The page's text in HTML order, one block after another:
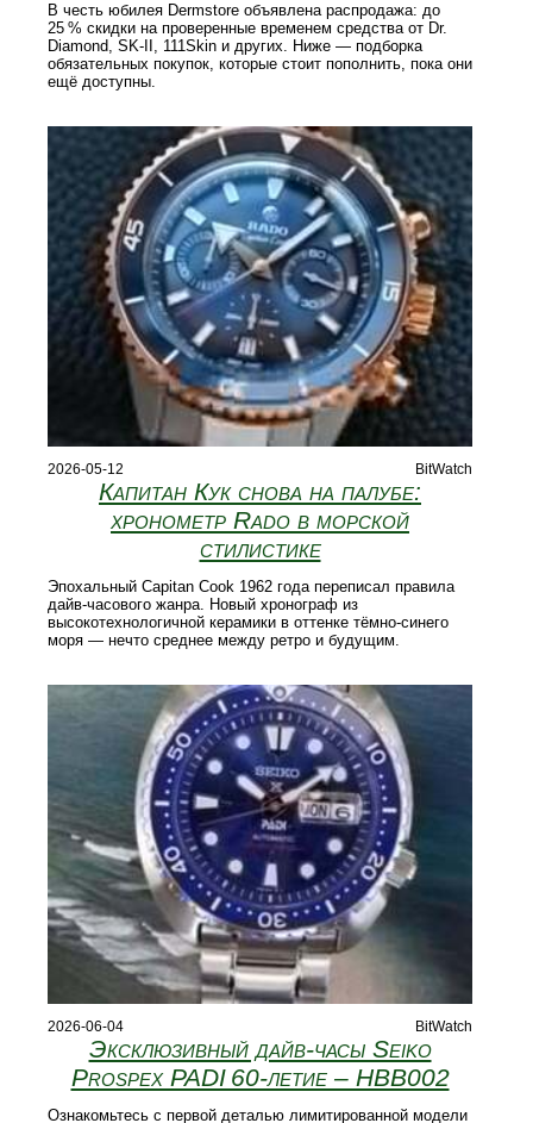
В честь юбилея Dermstore объявлена распродажа: до
25 % скидки на проверенные временем средства от Dr.
Diamond, SK‑II, 111Skin и других. Ниже — подборка
обязательных покупок, которые стоит пополнить, пока они
ещё доступны.
2026-05-12 BitWatch
Капитан Кук снова на палубе:
хронометр Rado в морской
стилистике
Эпохальный Capitan Cook 1962 года переписал правила
дайв-часового жанра. Новый хронограф из
высокотехнологичной керамики в оттенке тёмно-синего
моря — нечто среднее между ретро и будущим.
2026-06-04 BitWatch
Эксклюзивный дайв-часы Seiko
Prospex PADI 60‑летие – HBB002
Ознакомьтесь с первой деталью лимитированной модели